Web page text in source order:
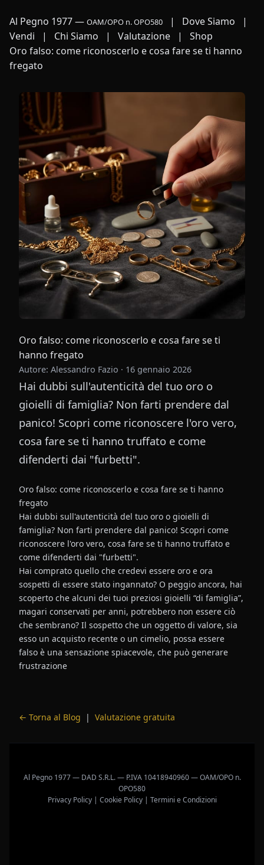
Al Pegno 1977— OAM/OPO n. OPO580 | Dove Siamo
|
Vendi
| Chi Siamo | Valutazione |
Shop
Oro falso: come riconoscerlo e cosa fare se ti hanno
fregato
Oro falso: come riconoscerlo e cosa fare se ti
hanno fregato
Autore: Alessandro Fazio · 16 gennaio 2026
Hai dubbi sull'autenticità del tuo oro o
gioielli di famiglia? Non farti prendere dal
panico! Scopri come riconoscere l'oro vero,
cosa fare se ti hanno truffato e come
difenderti dai "furbetti".
Oro falso: come riconoscerlo e cosa fare se ti hanno
fregato
Hai dubbi sull'autenticità del tuo oro o gioielli di
famiglia? Non farti prendere dal panico! Scopri come
riconoscere l'oro vero, cosa fare se ti hanno truffato e
come difenderti dai "furbetti".
Hai comprato quello che credevi essere oro e ora
sospetti di essere stato ingannato? O peggio ancora, hai
scoperto che alcuni dei tuoi preziosi gioielli “di famiglia”,
magari conservati per anni, potrebbero non essere ciò
che sembrano? Il sospetto che un oggetto di valore, sia
esso un acquisto recente o un cimelio, possa essere
falso è una sensazione spiacevole, che può generare
frustrazione
← Torna al Blog | Valutazione gratuita
Al Pegno 1977 — DAD S.R.L. — P.IVA 10418940960 — OAM/OPO n.
OPO580
Privacy Policy| Cookie Policy| Termini e Condizioni